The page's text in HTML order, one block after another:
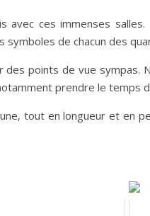
avec ces immenses
symboles de chacun des
points de vue sympas.
prendre le temps
tout en longueur et en